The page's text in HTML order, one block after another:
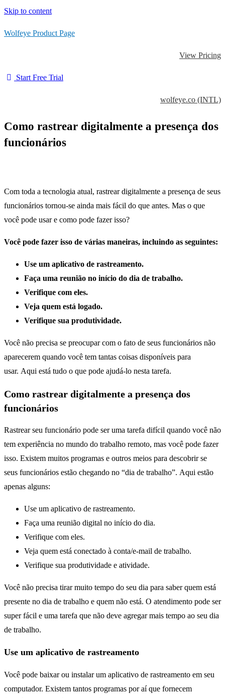
Skip to content
Wolfeye Product Page
View Pricing
Start Free Trial
wolfeye.co (INTL)
Como rastrear digitalmente a presença dos
funcionários
Com toda a tecnologia atual, rastrear digitalmente a presença de seus
funcionários tornou-se ainda mais fácil do que antes. Mas o que
você pode usar e como pode fazer isso?
Você pode fazer isso de várias maneiras, incluindo as seguintes:
Use um aplicativo de rastreamento.
Faça uma reunião no início do dia de trabalho.
Verifique com eles.
Veja quem está logado.
Verifique sua produtividade.
Você não precisa se preocupar com o fato de seus funcionários não
aparecerem quando você tem tantas coisas disponíveis para
usar. Aqui está tudo o que pode ajudá-lo nesta tarefa.
Como rastrear digitalmente a presença dos
funcionários
Rastrear seu funcionário pode ser uma tarefa difícil quando você não
tem experiência no mundo do trabalho remoto, mas você pode fazer
isso. Existem muitos programas e outros meios para descobrir se
seus funcionários estão chegando no “dia de trabalho”. Aqui estão
apenas alguns:
Use um aplicativo de rastreamento.
Faça uma reunião digital no início do dia.
Verifique com eles.
Veja quem está conectado à conta/e-mail de trabalho.
Verifique sua produtividade e atividade.
Você não precisa tirar muito tempo do seu dia para saber quem está
presente no dia de trabalho e quem não está. O atendimento pode ser
super fácil e uma tarefa que não deve agregar mais tempo ao seu dia
de trabalho.
Use um aplicativo de rastreamento
Você pode baixar ou instalar um aplicativo de rastreamento em seu
computador. Existem tantos programas por aí que fornecem